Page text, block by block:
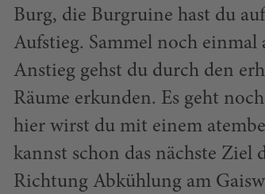
Burg, die Burgruine hast du
Aufstieg. Sammel noch
Anstieg gehst du durch den
Räume erkunden. Es geht
hier wirst du mit einem
kannst schon das nächste Ziel
Richtung Abkühlung am